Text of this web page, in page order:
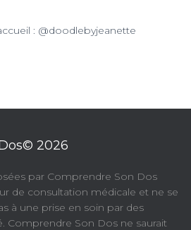
: @doodlebyjeanette
2026
par Comprendre Son Dos
de consultation médicale et ne se
à une prise en soin par des
Comprendre Son Dos ne saurait